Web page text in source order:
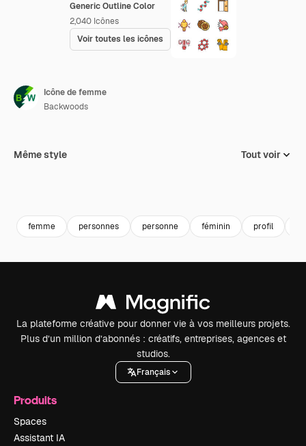
Generic Outline Color
2,040 Icônes
Voir toutes les icônes
Icône de femme
Backwoods
Même style Tout voir
femme personnes personne féminin profil
La plateforme créative pour donner vie à vos meilleurs projets.
Plus d’un million d’abonnés : créatifs, entreprises, agences et
studios.
Français
Produits
Spaces
Assistant IA